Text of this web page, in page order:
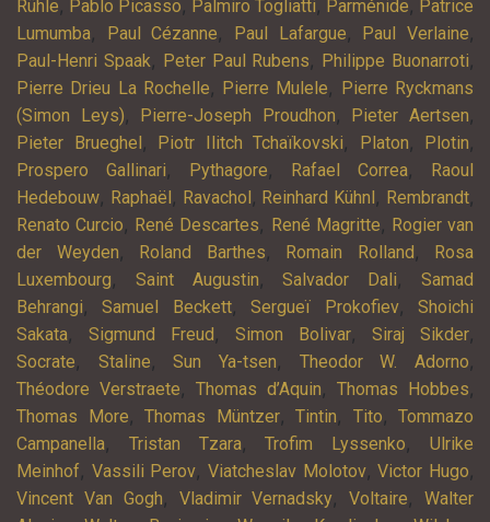
Rühle, Pablo Picasso, Palmiro Togliatti, Parménide, Patrice
Lumumba, Paul Cézanne, Paul Lafargue, Paul Verlaine,
Paul-Henri Spaak, Peter Paul Rubens, Philippe Buonarroti,
Pierre Drieu La Rochelle, Pierre Mulele,
Pierre Ryckmans
(Simon Leys), Pierre-Joseph Proudhon, Pieter Aertsen,
Pieter Brueghel , Piotr Ilitch Tchaïkovski, Platon, Plotin,
Prospero Gallinari, Pythagore, Rafael Correa,
Raoul
Hedebouw, Raphaël , Ravachol , Reinhard Kühnl , Rembrandt,
Renato Curcio, René Descartes, René Magritte, Rogier van
der Weyden, Roland Barthes, Romain Rolland ,
Rosa
Luxembourg, Saint Augustin,Salvador Dali,Samad
Behrangi,Samuel Beckett,Sergueï Prokofiev,Shoichi
Sakata, Sigmund Freud , Simon Bolivar, Siraj Sikder,
Socrate, Staline,Sun Ya-tsen, Theodor W. Adorno,
Théodore Verstraete, Thomas d’Aquin, Thomas Hobbes,
Thomas More, Thomas Müntzer, Tintin, Tito, Tommazo
Campanella, Tristan Tzara,Trofim Lyssenko,Ulrike
Meinhof, Vassili Perov,Viatcheslav Molotov,Victor Hugo,
Vincent Van Gogh, Vladimir Vernadsky,Voltaire,Walter